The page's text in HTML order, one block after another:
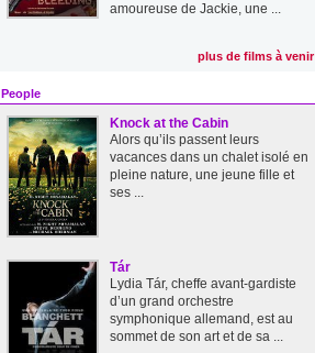
amoureuse de Jackie, une ...
plus de films à venir
People
Knock at the Cabin
Alors qu’ils passent leurs
vacances dans un chalet isolé en
pleine nature, une jeune fille et
ses ...
Tár
Lydia Tár, cheffe avant-gardiste
d’un grand orchestre
symphonique allemand, est au
sommet de son art et de sa ...